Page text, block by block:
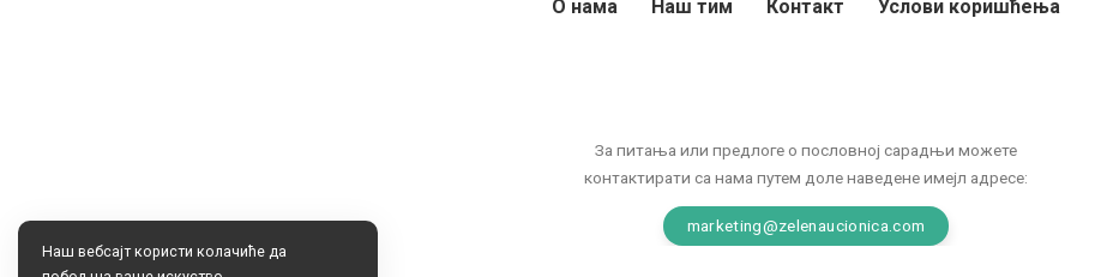
За питања или предлоге о пословној сарадњи можете
контактирати са нама путем доле наведене имејл адресе:
marketing@zelenaucionica.com
О нама Наш тим Контакт Услови коришћења
Наш вебсајт користи колачиће да